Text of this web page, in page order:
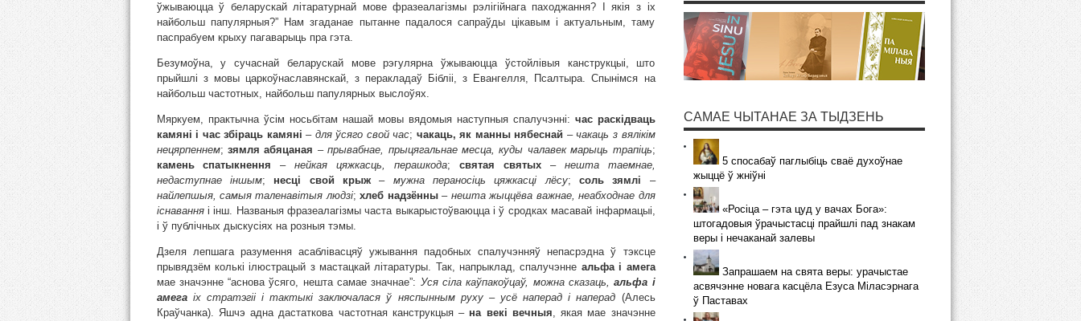
ўжываюцца ў беларускай літаратурнай мове фразеалагізмы рэлігійнага паходжання? І якія з іх
найбольш папулярныя?” Нам згаданае пытанне падалося сапраўды цікавым і актуальным, таму
паспрабуем крыху пагаварыць пра гэта.
Безумоўна, у сучаснай беларускай мове рэгулярна ўжываюцца ўстойлівыя канструкцыі, што
прыйшлі з мовы царкоўнаславянскай, з перакладаў Бібліі, з Евангелля, Псалтыра. Спынімся на
найбольш частотных, найбольш папулярных выслоўях.
Мяркуем, практычна ўсім носьбітам нашай мовы вядомыя наступныя спалучэнні: час раскідваць
камяні і час збіраць камяні – для ўсяго свой час; чакаць, як манны нябеснай – чакаць з вялікім
нецярпеннем; зямля абяцаная –прывабнае, прыцягальнае месца, куды чалавек марыць трапіць;
камень спатыкнення –нейкая цяжкасць, перашкода; святая святых – нешта таемнае,
недаступнае іншым; несці свой крыж– мужна пераносіць цяжкасці лёсу; соль зямлі –
найлепшыя, самыя таленавітыя людзі;хлеб надзённы– нешта жыццёва важнае, неабходнае для
існаванняі інш. Названыя фразеалагізмы часта выкарыстоўваюцца і ў сродках масавай інфармацыі,
і ў публічных дыскусіях на розныя тэмы.
Дзеля лепшага разумення асаблівасцяў ужывання падобных спалучэнняў непасрэдна ў тэксце
прывядзём колькі ілюстрацый з мастацкай літаратуры. Так, напрыклад, спалучэнне альфа і амега
мае значэнне “аснова ўсяго, нешта самае значнае”: Уся сіла каўпакоўцаў, можна сказаць,альфа і
амега іх стратэгіі і тактыкі заключалася ў няспынным руху – усё наперад і наперад (Алесь
Краўчанка). Яшчэ адна дастаткова частотная канструкцыя – на векі вечныя, якая мае значэнне
САМАЕ ЧЫТАНАЕ ЗА ТЫДЗЕНЬ
5 спосабаў паглыбіць сваё духоўнае
жыццё ў жніўні
«Росіца – гэта цуд у вачах Бога»:
штогадовыя ўрачыстасці прайшлі пад знакам
веры і нечаканай залевы
Запрашаем на свята веры: урачыстае
асвячэнне новага касцёла Езуса Міласэрнага
ў Паставах